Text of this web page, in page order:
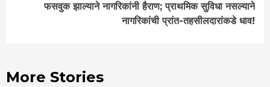
फसवुक झाल्याने नागरिकांनी हैराण; प्राथमिक सुविधा नसल्याने
नागरिकांची प्रांत-तहसीलदारांकडे धाव!
More Stories